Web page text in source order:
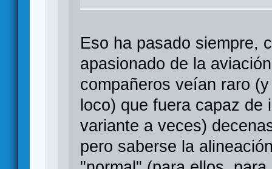
Eso ha pasado siempre,
apasionado de la
compañeros veían raro
loco) que fuera capaz
variante a veces)
pero saberse la